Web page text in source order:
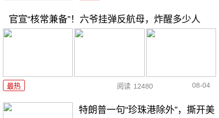
官宣“核常兼备”！六爷挂弹反航母，炸醒多少人
最热 阅读 12480 08-04
特朗普一句“珍珠港除外”，撕开美